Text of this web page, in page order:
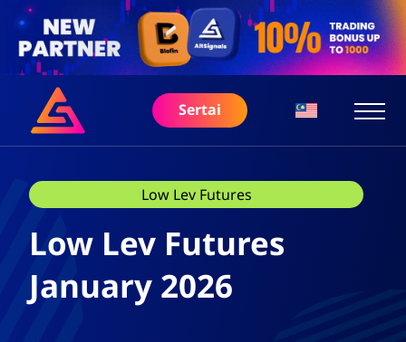
Sertai
Low Lev Futures
Low Lev Futures
January 2026